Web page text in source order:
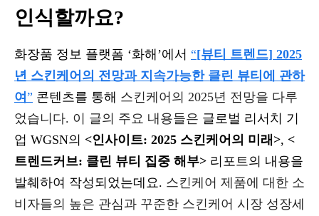
인식할까요?
화장품 정보 플랫폼 ‘화해’에서 “[뷰티 트렌드] 2025
년 스킨케어의 전망과 지속가능한 클린 뷰티에 관하
여 ” 콘텐츠를 통해 스킨케어의 2025년 전망을 다루
었습니다. 이 글의 주요 내용들은 글로벌 리서치 기
업 WGSN의 <인사이트: 2025 스킨케어의 미래>, <
트렌드커브: 클린 뷰티 집중 해부> 리포트의 내용을
발췌하여 작성되었는데요. 스킨케어 제품에 대한 소
비자들의 높은 관심과 꾸준한 스킨케어 시장 성장세